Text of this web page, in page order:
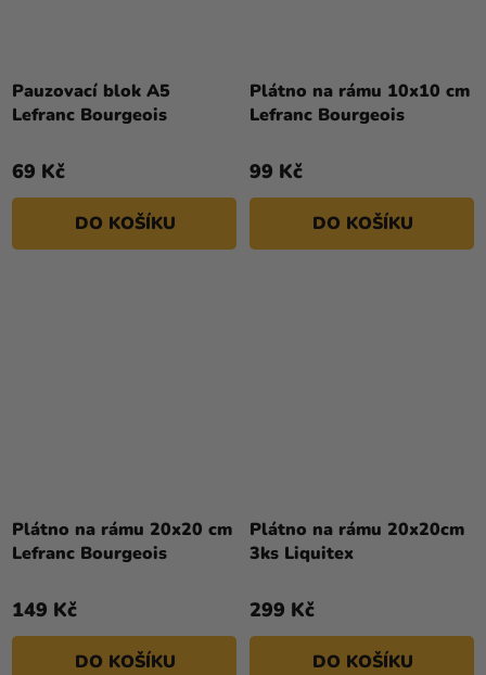
Pauzovací blok A5
Lefranc Bourgeois
69 Kč
DO KOŠÍKU
Plátno na rámu 10x10 cm
Lefranc Bourgeois
99 Kč
DO KOŠÍKU
Plátno na rámu 20x20 cm
Lefranc Bourgeois
149 Kč
DO KOŠÍKU
Plátno na rámu 20x20cm
3ks Liquitex
299 Kč
DO KOŠÍKU